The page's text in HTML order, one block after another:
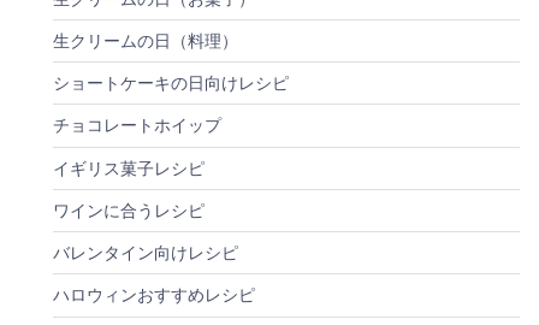
生クリームの日（料理）
ショートケーキの日向けレシピ
チョコレートホイップ
イギリス菓子レシピ
ワインに合うレシピ
バレンタイン向けレシピ
ハロウィンおすすめレシピ